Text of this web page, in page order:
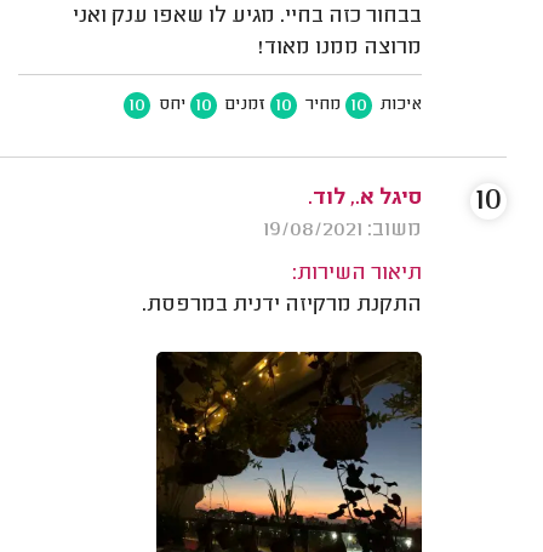
בבחור כזה בחיי. מגיע לו שאפו ענק ואני
מרוצה ממנו מאוד!
איכות 10 מחיר 10 זמנים 10 יחס 10
סיגל א., לוד.
משוב: 19/08/2021
תיאור השירות:
התקנת מרקיזה ידנית במרפסת.
10